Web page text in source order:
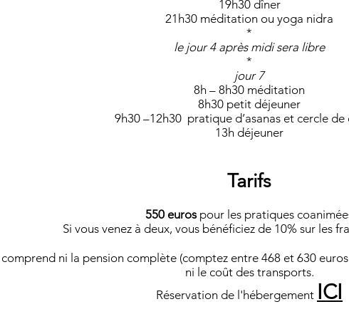
19h30 dîner
21h30 méditation ou yoga nidra
*
le jour 4 après midi sera libre
*
jour 7
8h – 8h30 méditation
8h30 petit déjeuner
9h30 –12h30 pratique d’asanas et cercle
13h déjeuner
Tarifs
550 euros pour les pratiques
Si vous venez à deux, vous bénéficiez de 10% sur les
ni la pension complète (comptez entre 468 et 630
ni le coût des transports.
Réservation de l'hébergement ICI